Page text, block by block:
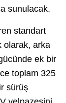
sunulacak.
standart
olarak, arka
ek bir
toplam 325
sürüş